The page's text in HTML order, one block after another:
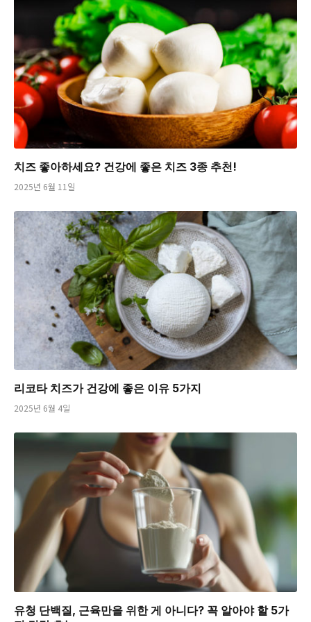
치즈 좋아하세요? 건강에 좋은 치즈 3종 추천!
2025년 6월 11일
리코타 치즈가 건강에 좋은 이유 5가지
2025년 6월 4일
유청 단백질, 근육만을 위한 게 아니다? 꼭 알아야 할 5가